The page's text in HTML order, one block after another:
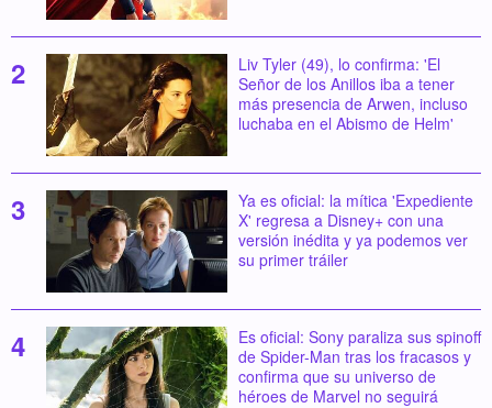
Liv Tyler (49), lo confirma: 'El
Señor de los Anillos iba a tener
más presencia de Arwen, incluso
luchaba en el Abismo de Helm'
Ya es oficial: la mítica 'Expediente
X' regresa a Disney+ con una
versión inédita y ya podemos ver
su primer tráiler
Es oficial: Sony paraliza sus spinoff
de Spider-Man tras los fracasos y
confirma que su universo de
héroes de Marvel no seguirá